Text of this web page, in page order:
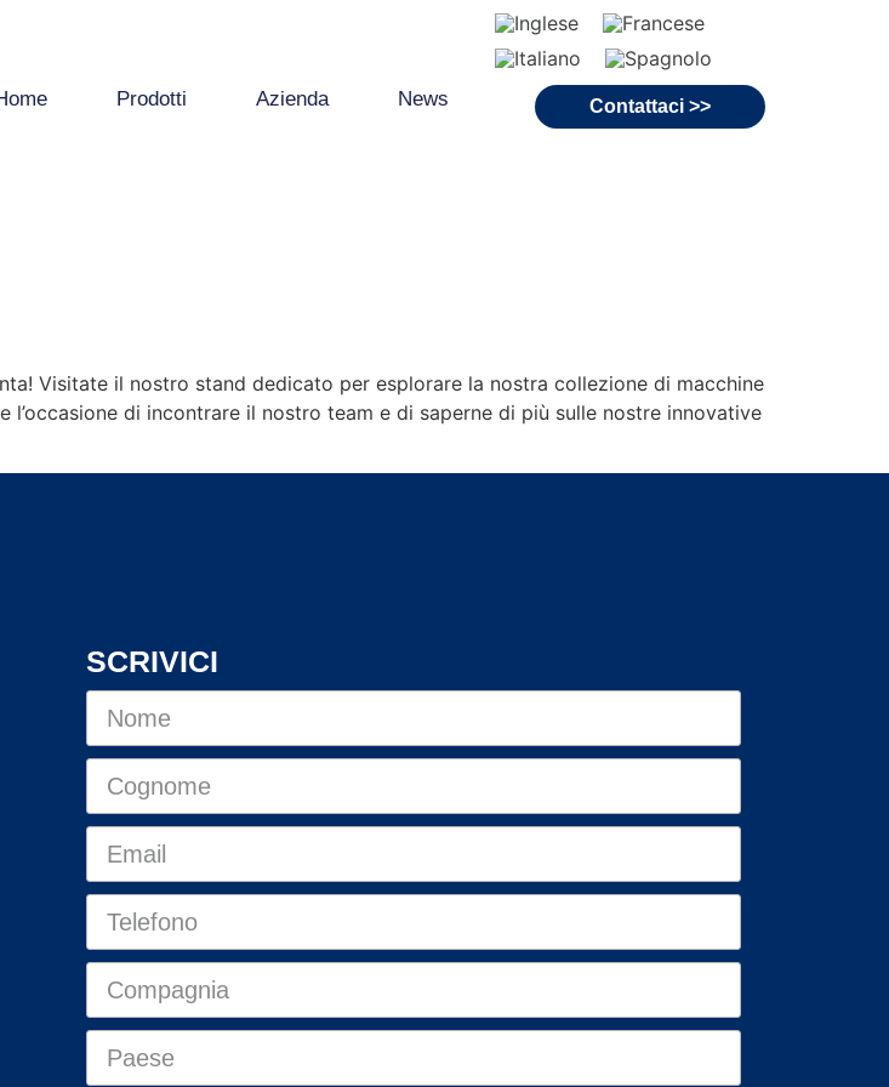
Prodotti Azienda News Contattaci >>
Visitate il nostro stand dedicato per esplorare la nostra collezione di macchine
di incontrare il nostro team e di saperne di più sulle nostre innovative
SCRIVICI